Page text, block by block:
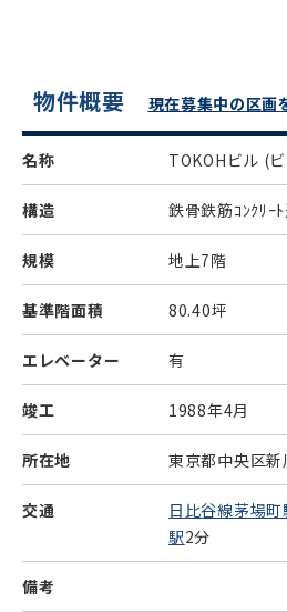
物件概要 現在募集中の区
名称 TOKOHビル (
構造 鉄骨鉄筋ｺﾝｸﾘｰ
規模 地上7階
基準階面積 80.40坪
エレベーター 有
竣工 1988年4月
所在地 東京都中央区
交通 日比谷線茅場町
駅2分
備考